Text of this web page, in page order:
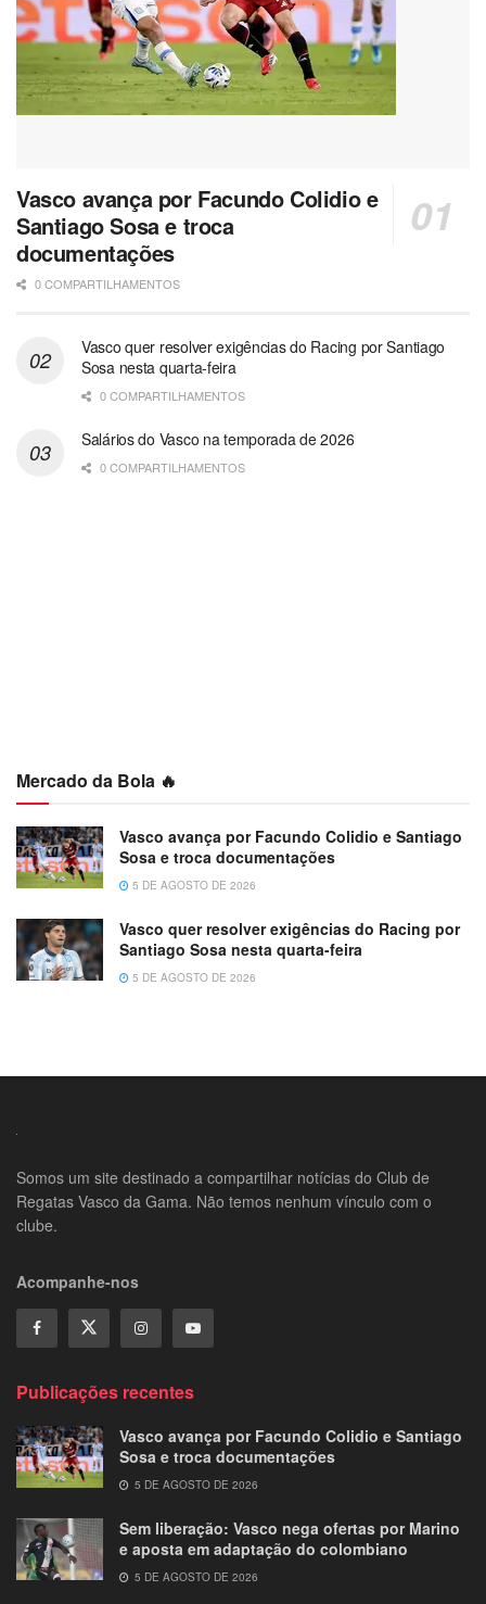
Vasco avança por Facundo Colidio e
Santiago Sosa e troca
documentações
0 COMPARTILHAMENTOS
Vasco quer resolver exigências do Racing por Santiago
Sosa nesta quarta-feira
0 COMPARTILHAMENTOS
Salários do Vasco na temporada de 2026
0 COMPARTILHAMENTOS
Mercado da Bola 🔥
Vasco avança por Facundo Colidio e Santiago
Sosa e troca documentações
5 DE AGOSTO DE 2026
Vasco quer resolver exigências do Racing por
Santiago Sosa nesta quarta-feira
5 DE AGOSTO DE 2026
Somos um site destinado a compartilhar notícias do Club de
Regatas Vasco da Gama. Não temos nenhum vínculo com o
clube.
Acompanhe-nos
Publicações recentes
Vasco avança por Facundo Colidio e Santiago
Sosa e troca documentações
5 DE AGOSTO DE 2026
Sem liberação: Vasco nega ofertas por Marino
e aposta em adaptação do colombiano
5 DE AGOSTO DE 2026